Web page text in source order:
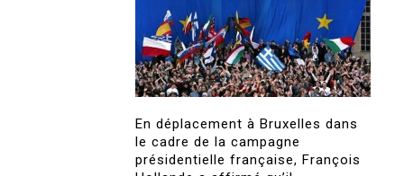
En déplacement à Bruxelles dans
le cadre de la campagne
présidentielle française, François